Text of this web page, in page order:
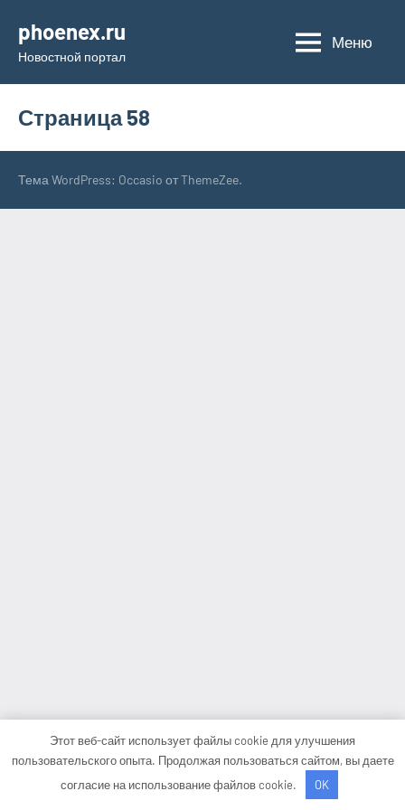
содержимому
phoenex.ru
Новостной портал
Меню
Страница 58
Тема WordPress: Occasio от ThemeZee.
Этот веб-сайт использует файлы cookie для улучшения
пользовательского опыта. Продолжая пользоваться сайтом, вы даете
согласие на использование файлов cookie.
OK